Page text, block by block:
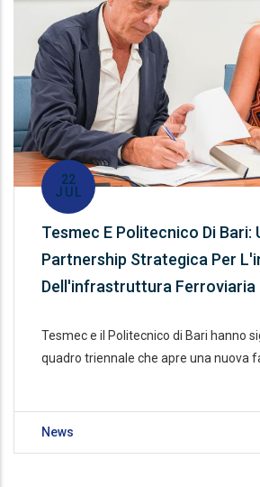
22
JUL
Tesmec E Politecnico Di Bari:
Partnership Strategica Per
Dell'infrastruttura Ferroviaria
Tesmec e il Politecnico di Bari hanno
quadro triennale che apre una nuova
News